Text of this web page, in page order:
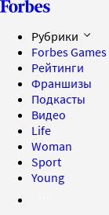
Рубрики
Forbes Games
Рейтинги
Франшизы
Подкасты
Видео
Life
Woman
Sport
Young